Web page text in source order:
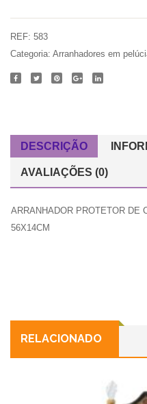
REF: 583
Categoria: Arranhadores em
DESCRIÇÃO
AVALIAÇÕES (0)
ARRANHADOR PROTETOR DE
56X14CM
RELACIONADO